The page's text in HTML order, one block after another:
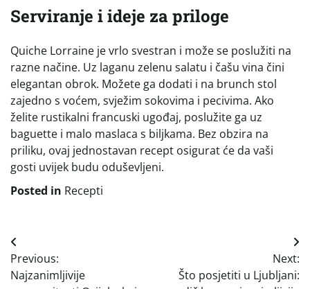
Serviranje i ideje za priloge
Quiche Lorraine je vrlo svestran i može se poslužiti na
razne načine. Uz laganu zelenu salatu i čašu vina čini
elegantan obrok. Možete ga dodati i na brunch stol
zajedno s voćem, svježim sokovima i pecivima. Ako
želite rustikalni francuski ugođaj, poslužite ga uz
baguette i malo maslaca s biljkama. Bez obzira na
priliku, ovaj jednostavan recept osigurat će da vaši
gosti uvijek budu oduševljeni.
Posted in Recepti
Navigacija
objava
Previous:
Najzanimljivije
Next:
Što posjetiti u Ljubljani: